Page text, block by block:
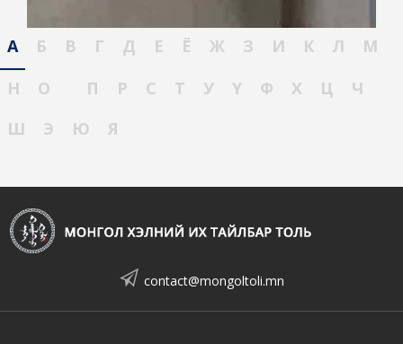
А Б В Г Д Е Ё Ж З И К Л
М
Н
О П Р С Т У Ү Ф Х Ц
Ч
Ш
Э Ю Я
contact@mongoltoli.mn